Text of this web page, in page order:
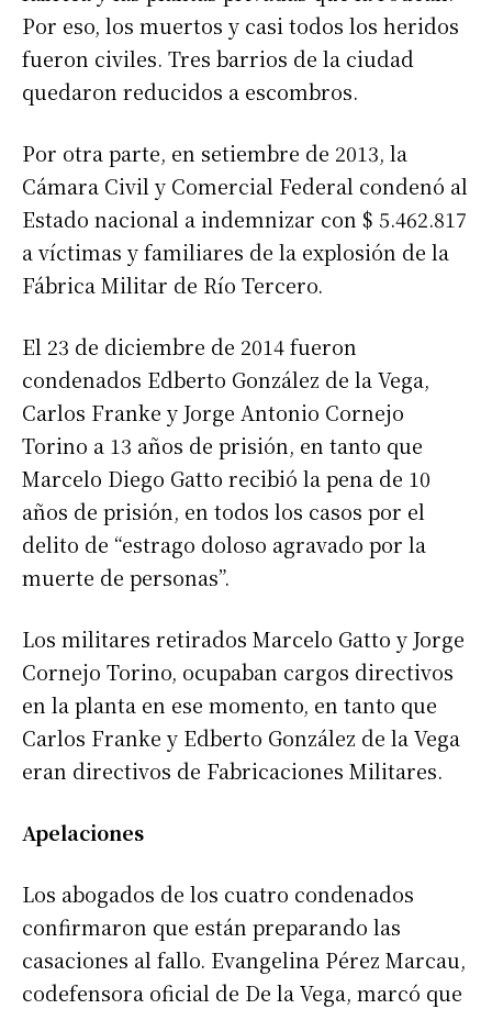
Por eso, los muertos y casi todos los heridos
fueron civiles. Tres barrios de la ciudad
quedaron reducidos a escombros.
Por otra parte, en setiembre de 2013, la
Cámara Civil y Comercial Federal condenó al
Estado nacional a indemnizar con $ 5.462.817
a víctimas y familiares de la explosión de la
Fábrica Militar de Río Tercero.
El 23 de diciembre de 2014 fueron
condenados Edberto González de la Vega,
Carlos Franke y Jorge Antonio Cornejo
Torino a 13 años de prisión, en tanto que
Marcelo Diego Gatto recibió la pena de 10
años de prisión, en todos los casos por el
delito de “estrago doloso agravado por la
muerte de personas”.
Los militares retirados Marcelo Gatto y Jorge
Cornejo Torino, ocupaban cargos directivos
en la planta en ese momento, en tanto que
Carlos Franke y Edberto González de la Vega
eran directivos de Fabricaciones Militares.
Apelaciones
Los abogados de los cuatro condenados
confirmaron que están preparando las
casaciones al fallo. Evangelina Pérez Marcau,
codefensora oficial de De la Vega, marcó que